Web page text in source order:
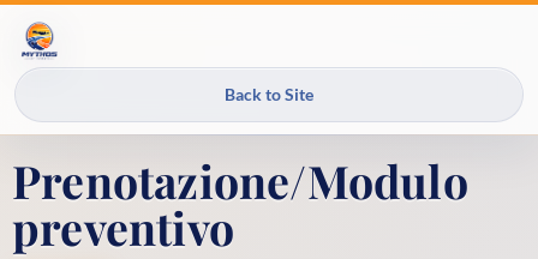
Back to Site
Prenotazione/Modulo
preventivo